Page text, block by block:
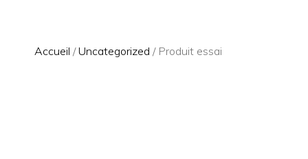
Accueil /Uncategorized / Produit essai